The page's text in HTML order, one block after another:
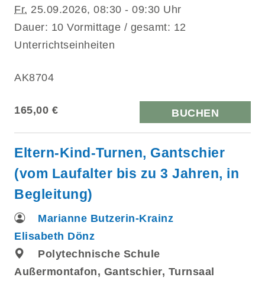
Fr. 25.09.2026, 08:30 - 09:30 Uhr
Dauer: 10 Vormittage / gesamt: 12
Unterrichtseinheiten
AK8704
165,00 € BUCHEN
Eltern-Kind-Turnen, Gantschier
(vom Laufalter bis zu 3 Jahren, in
Begleitung)
Marianne Butzerin-Krainz
Elisabeth Dönz
Polytechnische Schule
Außermontafon, Gantschier, Turnsaal